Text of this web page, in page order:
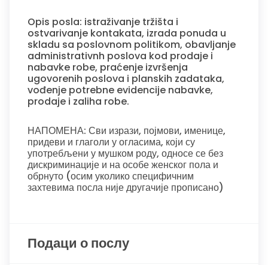
Opis posla: istraživanje tržišta i
ostvarivanje kontakata, izrada ponuda u
skladu sa poslovnom politikom, obavljanje
administrativnh poslova kod prodaje i
nabavke robe, praćenje izvršenja
ugovorenih poslova i planskih zadataka,
vođenje potrebne evidencije nabavke,
prodaje i zaliha robe.
НАПОМЕНА: Сви изрази, појмови, именице,
придеви и глаголи у огласима, који су
употребљени у мушком роду, односе се без
дискриминације и на особе женског пола и
обрнуто (осим уколико специфичним
захтевима посла није другачије прописано)
Подаци о послу